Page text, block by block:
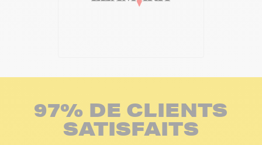
97% DE CLIENTS
SATISFAITS